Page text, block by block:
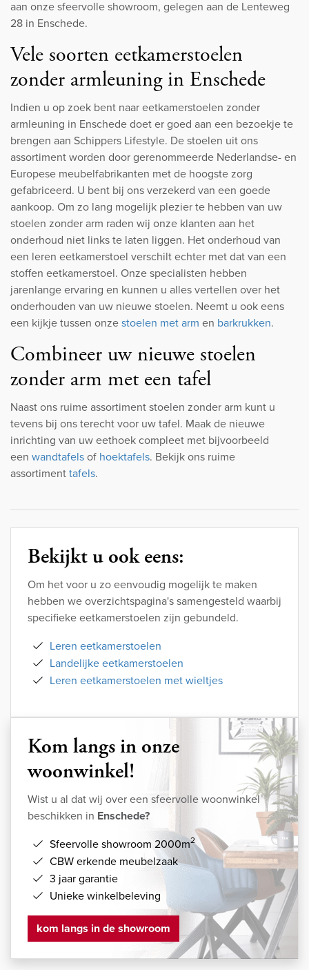
aan onze sfeervolle showroom, gelegen aan de Lenteweg
28 in Enschede.
Vele soorten eetkamerstoelen
zonder armleuning in Enschede
Indien u op zoek bent naar eetkamerstoelen zonder
armleuning in Enschede doet er goed aan een bezoekje te
brengen aan Schippers Lifestyle. De stoelen uit ons
assortiment worden door gerenommeerde Nederlandse- en
Europese meubelfabrikanten met de hoogste zorg
gefabriceerd. U bent bij ons verzekerd van een goede
aankoop. Om zo lang mogelijk plezier te hebben van uw
stoelen zonder arm raden wij onze klanten aan het
onderhoud niet links te laten liggen. Het onderhoud van
een leren eetkamerstoel verschilt echter met dat van een
stoffen eetkamerstoel. Onze specialisten hebben
jarenlange ervaring en kunnen u alles vertellen over het
onderhouden van uw nieuwe stoelen. Neemt u ook eens
een kijkje tussen onzestoelen met arm en barkrukken.
Combineer uw nieuwe stoelen
zonder arm met een tafel
Naast ons ruime assortiment stoelen zonder arm kunt u
tevens bij ons terecht voor uw tafel. Maak de nieuwe
inrichting van uw eethoek compleet met bijvoorbeeld
een wandtafelsof hoektafels. Bekijk ons ruime
assortimenttafels.
Bekijkt u ook eens:
Om het voor u zo eenvoudig mogelijk te maken
hebben we overzichtspagina's samengesteld waarbij
specifieke eetkamerstoelen zijn gebundeld.
Leren eetkamerstoelen
Landelijke eetkamerstoelen
Leren eetkamerstoelen met wieltjes
Kom langs in onze
woonwinkel!
Wist u al dat wij over een sfeervolle woonwinkel
beschikken in Enschede?
Sfeervolle showroom 2000m2
CBW erkende meubelzaak
3 jaar garantie
Unieke winkelbeleving
kom langs in de showroom